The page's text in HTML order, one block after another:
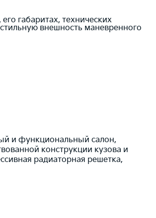
габаритах, технических
внешность маневренного
и функциональный салон,
конструкции кузова и
радиаторная решетка,